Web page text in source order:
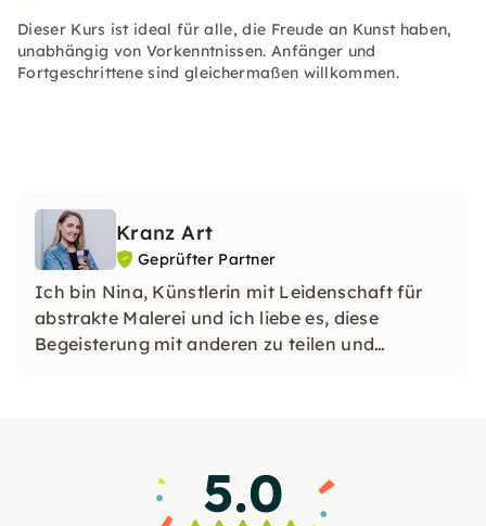
Dieser Kurs ist ideal für alle, die Freude an Kunst haben,
unabhängig von Vorkenntnissen. Anfänger und
Fortgeschrittene sind gleichermaßen willkommen.
Kranz Art
Geprüfter Partner
Ich bin Nina, Künstlerin mit Leidenschaft für
abstrakte Malerei und ich liebe es, diese
Begeisterung mit anderen zu teilen und
5.0